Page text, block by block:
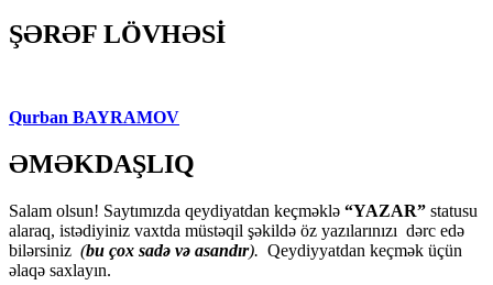
ŞƏRƏF LÖVHƏSİ
Qurban BAYRAMOV
ƏMƏKDAŞLIQ
Salam olsun! Saytımızda qeydiyatdan keçməklə “YAZAR” statusu
alaraq, istədiyiniz vaxtda müstəqil şəkildə öz yazılarınızı dərc edə
bilərsiniz (bu çox sadə və asandır). Qeydiyyatdan keçmək üçün
əlaqə saxlayın.